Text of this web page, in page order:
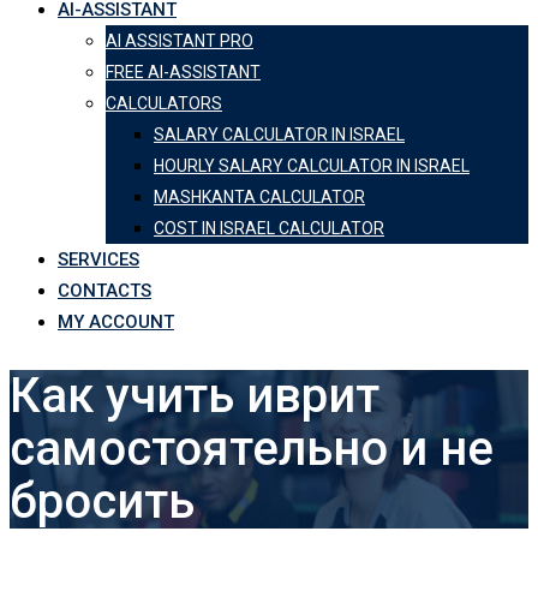
AI-ASSISTANT
AI ASSISTANT PRO
FREE AI-ASSISTANT
CALCULATORS
SALARY CALCULATOR IN ISRAEL
HOURLY SALARY CALCULATOR IN ISRAEL
MASHKANTA CALCULATOR
COST IN ISRAEL CALCULATOR
SERVICES
CONTACTS
MY ACCOUNT
Как учить иврит
самостоятельно и не
бросить